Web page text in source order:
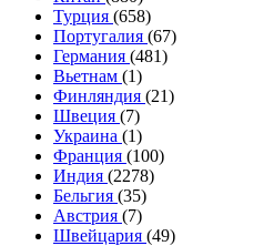
Турция (658)
Португалия (67)
Германия (481)
Вьетнам (1)
Финляндия (21)
Швеция (7)
Украина (1)
Франция (100)
Индия (2278)
Бельгия (35)
Австрия (7)
Швейцария (49)